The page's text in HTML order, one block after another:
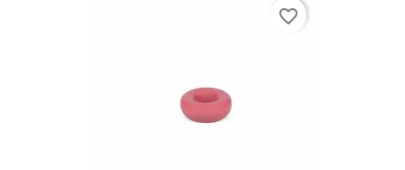
favorite_border